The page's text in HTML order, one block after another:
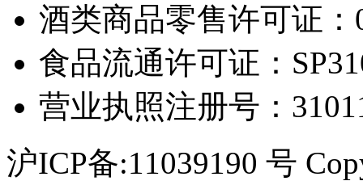
酒类商品零售许可证：
食品流通许可证：
营业执照注册号：
沪ICP备:11039190 号